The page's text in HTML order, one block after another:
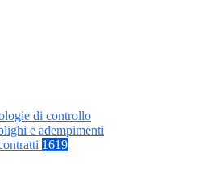
di controllo
e adempimenti
1619